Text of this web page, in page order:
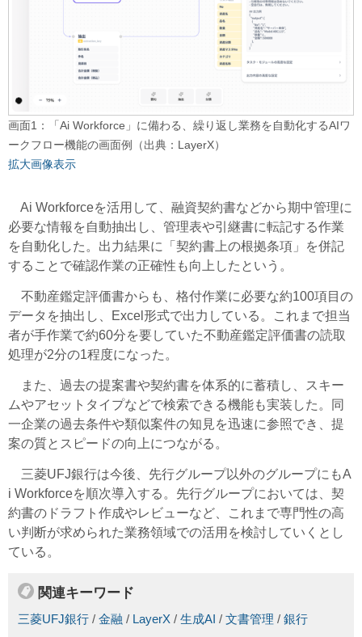
画面1：「Ai Workforce」に備わる、繰り返し業務を自動化するAIワ
ークフロー機能の画面例（出典：LayerX）
拡大画像表示
Ai Workforceを活用して、融資契約書などから期中管理に
必要な情報を自動抽出し、管理表や引継書に転記する作業
を自動化した。出力結果に「契約書上の根拠条項」を併記
することで確認作業の正確性も向上したという。
不動産鑑定評価書からも、格付作業に必要な約100項目の
データを抽出し、Excel形式で出力している。これまで担当
者が手作業で約60分を要していた不動産鑑定評価書の読取
処理が2分の1程度になった。
また、過去の提案書や契約書を体系的に蓄積し、スキー
ムやアセットタイプなどで検索できる機能も実装した。同
一企業の過去条件や類似案件の知見を迅速に参照でき、提
案の質とスピードの向上につながる。
三菱UFJ銀行は今後、先行グループ以外のグループにもA
i Workforceを順次導入する。先行グループにおいては、契
約書のドラフト作成やレビューなど、これまで専門性の高
い判断が求められた業務領域での活用を検討していくとし
ている。
関連キーワード
三菱UFJ銀行 / 金融 / LayerX / 生成AI / 文書管理 / 銀行